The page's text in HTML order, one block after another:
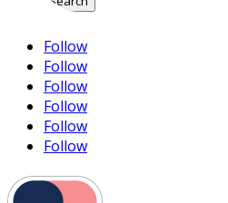
Follow
Follow
Follow
Follow
Follow
Follow